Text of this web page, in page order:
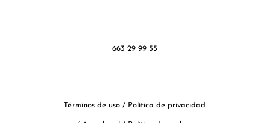
663 29 99 55
Términos de uso / Política de privacidad